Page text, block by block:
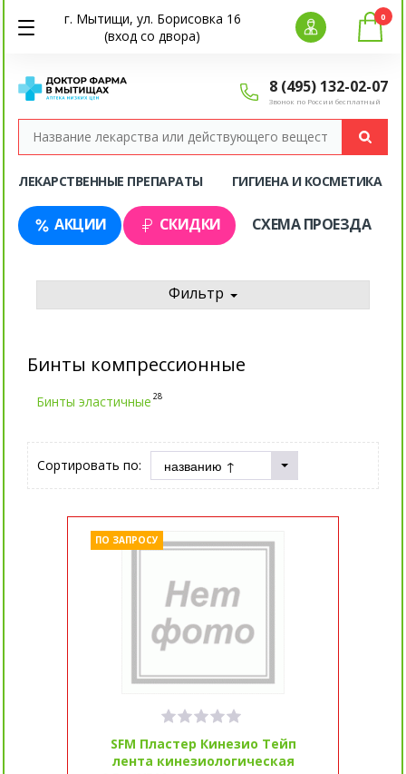
г. Мытищи, ул. Борисовка 16
(вход со двора)
8 (495) 132-02-07
Звонок по России бесплатный
0
ЛЕКАРСТВЕННЫЕ ПРЕПАРАТЫ ГИГИЕНА И КОСМЕТИКА
АКЦИИ СКИДКИ СХЕМА ПРОЕЗДА
Фильтр
Бинты компрессионные
Бинты эластичные 28
Сортировать по:
SFM Пластер Кинезио Тейп
лента кинезиологическая
ПО ЗАПРОСУ